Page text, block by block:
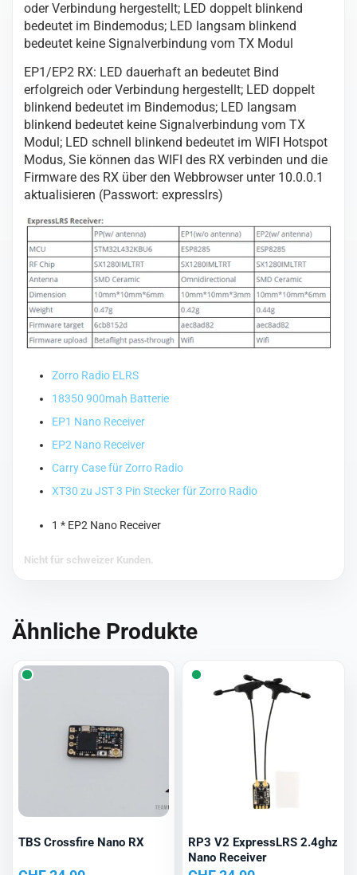
oder Verbindung hergestellt; LED doppelt blinkend
bedeutet im Bindemodus; LED langsam blinkend
bedeutet keine Signalverbindung vom TX Modul
EP1/EP2 RX: LED dauerhaft an bedeutet Bind
erfolgreich oder Verbindung hergestellt; LED doppelt
blinkend bedeutet im Bindemodus; LED langsam
blinkend bedeutet keine Signalverbindung vom TX
Modul; LED schnell blinkend bedeutet im WIFI Hotspot
Modus, Sie können das WIFI des RX verbinden und die
Firmware des RX über den Webbrowser unter 10.0.0.1
aktualisieren (Passwort: expresslrs)
Zorro Radio ELRS
18350 900mah Batterie
EP1 Nano Receiver
EP2 Nano Receiver
Carry Case für Zorro Radio
XT30 zu JST 3 Pin Stecker für Zorro Radio
1 * EP2 Nano Receiver
Nicht für schweizer Kunden.
Ähnliche Produkte
TBS Crossfire Nano RX
RP3 V2 ExpressLRS 2.4ghz
Nano Receiver